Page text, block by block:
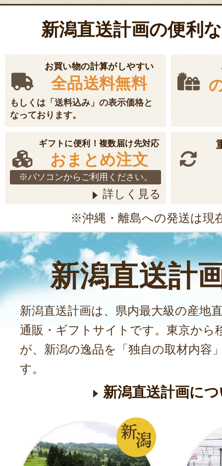
新潟直送計画の便利
お買い物の計算がしやすい
全品送料無料
もしくは「送料込み」の表示価格と
なっております。
ギフトに便利！複数届け先対応
おまとめ注文
※パソコンからご利用ください。
詳しく見る
※沖縄・離島への発送は現
新潟直送計
新潟直送計画は、県内最大級の産地
通販・ギフトサイトです。東京から
が、新潟の逸品を「独自の取材内容
す。
新潟直送計画に